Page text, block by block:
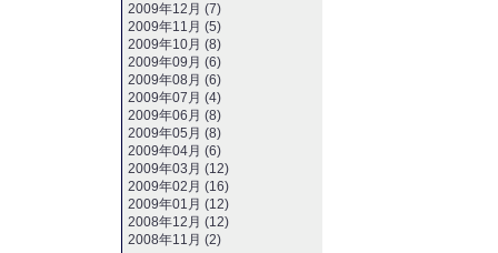
2009年12月 (7)
2009年11月 (5)
2009年10月 (8)
2009年09月 (6)
2009年08月 (6)
2009年07月 (4)
2009年06月 (8)
2009年05月 (8)
2009年04月 (6)
2009年03月 (12)
2009年02月 (16)
2009年01月 (12)
2008年12月 (12)
2008年11月 (2)